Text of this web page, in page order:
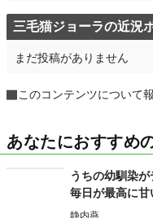
三毛猫ジョーラの近況
まだ投稿がありません
このコンテンツについて
あなたにおすすめ
うちの幼馴染
毎日が最高に
静内燕